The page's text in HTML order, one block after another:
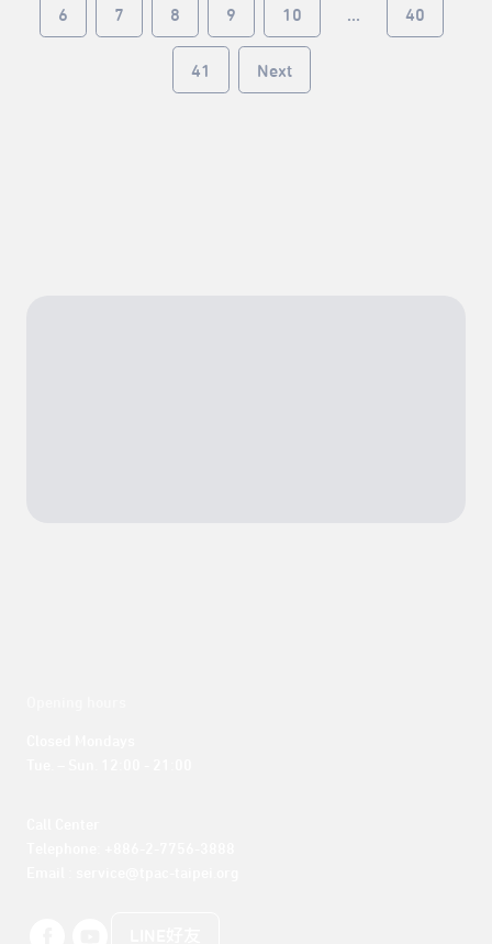
6 7 8 9 10 ... 40
41 Next